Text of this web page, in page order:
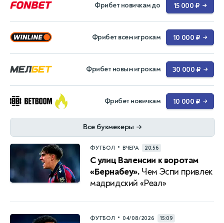
Фрибет новичкам до 15 000 ₽ →
Фрибет всем игрокам 10 000 ₽ →
Фрибет новым игрокам 30 000 ₽ →
Фрибет новичкам 10 000 ₽ →
Все букмекеры →
ФУТБОЛ • ВЧЕРА 20:56
С улиц Валенсии к воротам
«Бернабеу». Чем Эспи привлек
мадридский «Реал»
ФУТБОЛ • 04/08/2026 15:09